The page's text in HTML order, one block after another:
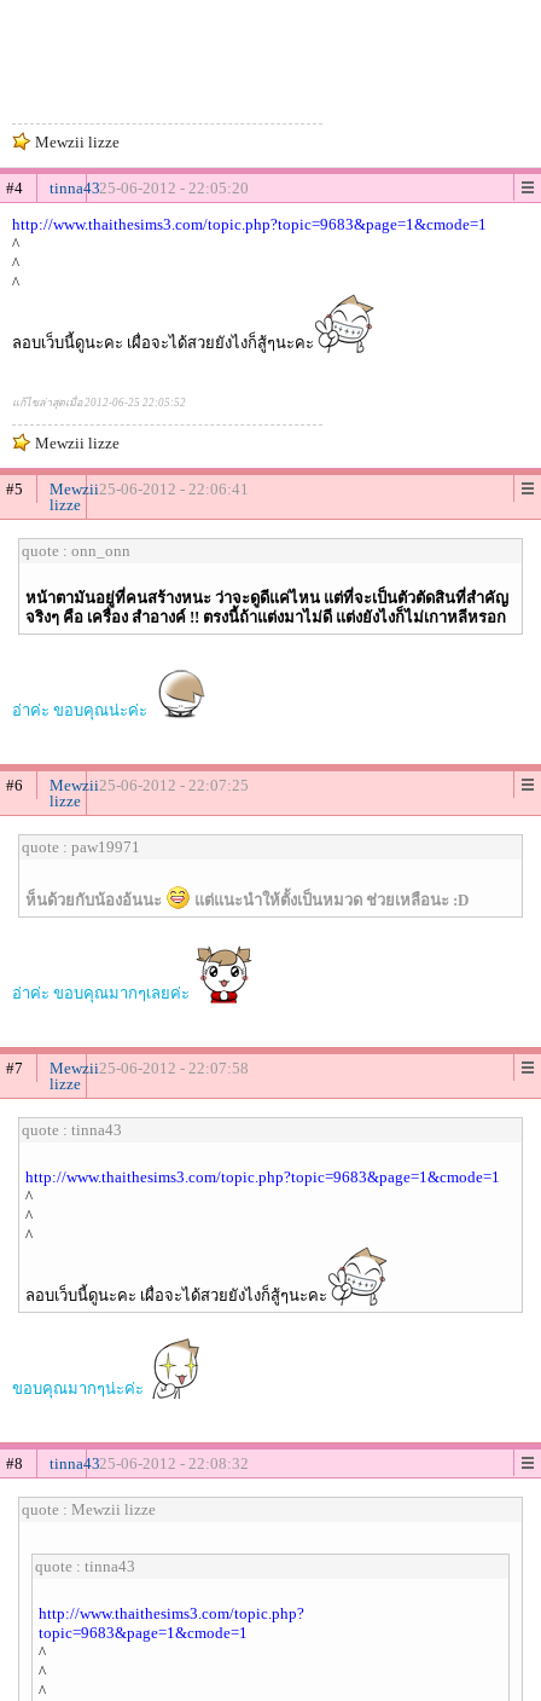
Mewzii lizze
#4 tinna4325-06-2012 - 22:05:20
http://www.thaithesims3.com/topic.php?topic=9683&page=1&cmode=1
^
^
^
ลอบเว็บนี้ดูนะคะ เผื่อจะได้สวยยังไงก็สู้ๆนะคะ
แก้ไขล่าสุดเมื่อ 2012-06-25 22:05:52
Mewzii lizze
#5
Mewzii
lizze
25-06-2012 - 22:06:41
quote : onn_onn
หน้าตามันอยู่ที่คนสร้างหนะ ว่าจะดูดีแค่ไหน แต่ที่จะเป็นตัวตัดสินที่สำคัญ
จริงๆ คือ เครื่อง สำอางค์ !! ตรงนี้ถ้าแต่งมาไม่ดี แต่งยังไงก็ไม่เกาหลีหรอก
อ่าค่ะ ขอบคุณน่ะค่ะ
#6
Mewzii
lizze
25-06-2012 - 22:07:25
quote : paw19971
ห็นด้วยกับน้องอ้นนะ แต่แนะนำให้ตั้งเป็นหมวด ช่วยเหลือนะ :D
อ่าค่ะ ขอบคุณมากๆเลยค่ะ
#7
Mewzii
lizze
25-06-2012 - 22:07:58
quote : tinna43
http://www.thaithesims3.com/topic.php?topic=9683&page=1&cmode=1
^
^
^
ลอบเว็บนี้ดูนะคะ เผื่อจะได้สวยยังไงก็สู้ๆนะคะ
ขอบคุณมากๆน่ะค่ะ
#8 tinna4325-06-2012 - 22:08:32
quote : Mewzii lizze
quote : tinna43
http://www.thaithesims3.com/topic.php?
topic=9683&page=1&cmode=1
^
^
^